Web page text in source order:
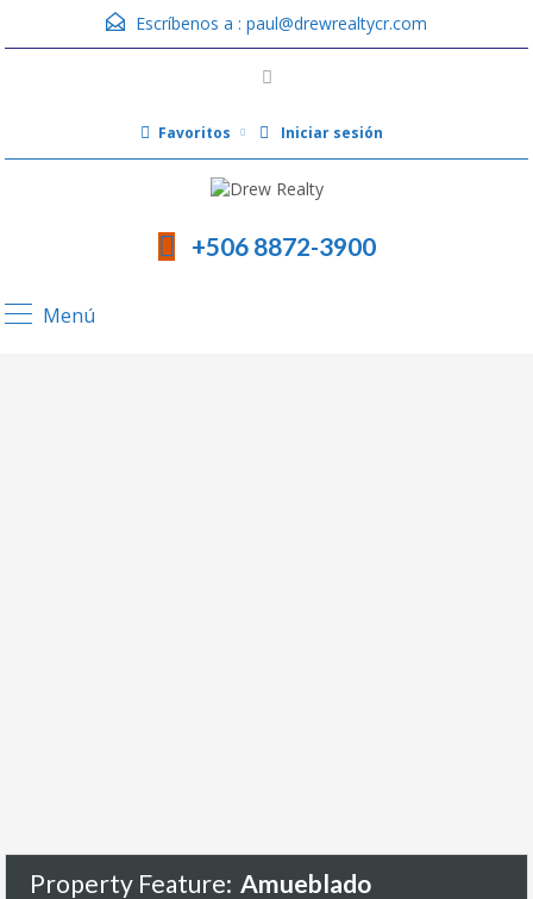
Escríbenos a : paul@drewrealtycr.com
Favoritos Iniciar sesión
+506 8872-3900
Menú
Property Feature: Amueblado